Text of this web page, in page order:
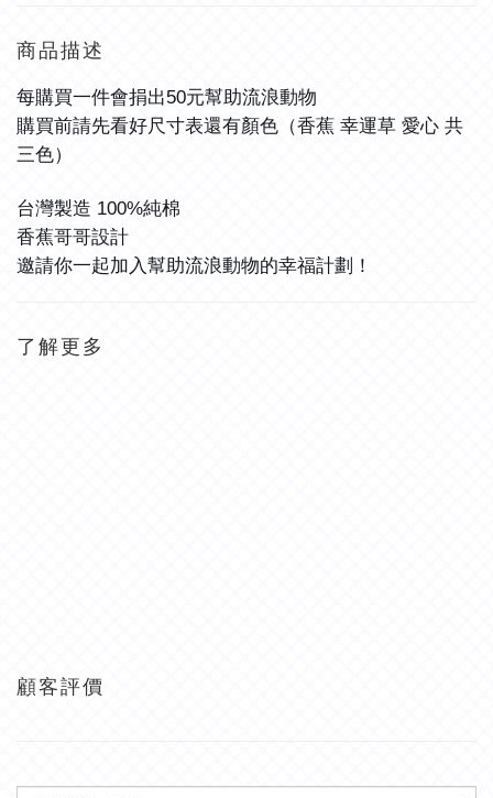
商品描述
每購買一件會捐出50元幫助流浪動物
購買前請先看好尺寸表還有顏色（香蕉 幸運草 愛心 共
三色）
台灣製造 100%純棉
香蕉哥哥設計
邀請你一起加入幫助流浪動物的幸福計劃！
了解更多
顧客評價